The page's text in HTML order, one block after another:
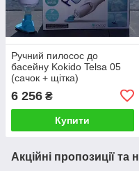
Ручний пилосос до
басейну Kokido Telsa 05
(сачок + щітка)
6 256 ₴
Купити
Акційні пропозиції та